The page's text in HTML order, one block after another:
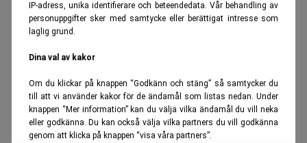
IP-adress, unika identifierare och beteendedata. Vår behandling av
personuppgifter sker med samtycke eller berättigat intresse som
laglig grund.
Dina val av kakor
Om du klickar på knappen “Godkänn och stäng” så samtycker du
till att vi använder kakor för de ändamål som listas nedan. Under
knappen “Mer information” kan du välja vilka ändamål du vill neka
eller godkänna. Du kan också välja vilka partners du vill godkänna
genom att klicka på knappen “visa våra partners”.